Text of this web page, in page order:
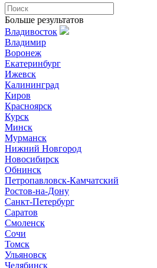
Больше результатов
Владивосток
Владимир
Воронеж
Екатеринбург
Ижевск
Калининград
Киров
Красноярск
Курск
Минск
Мурманск
Нижний Новгород
Новосибирск
Обнинск
Петропавловск-Камчатский
Ростов-на-Дону
Санкт-Петербург
Саратов
Смоленск
Сочи
Томск
Ульяновск
Челябинск